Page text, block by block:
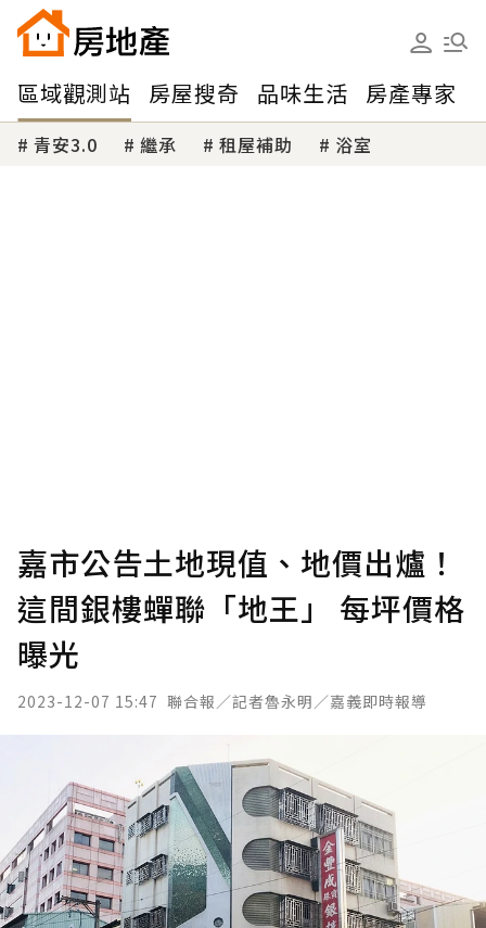
區域觀測站 房屋搜奇 品味生活 房產專家
青安3.0 繼承 租屋補助 浴室
嘉市公告土地現值、地價出爐！
這間銀樓蟬聯「地王」 每坪價格
曝光
2023-12-07 15:47 聯合報／記者魯永明／嘉義即時報導